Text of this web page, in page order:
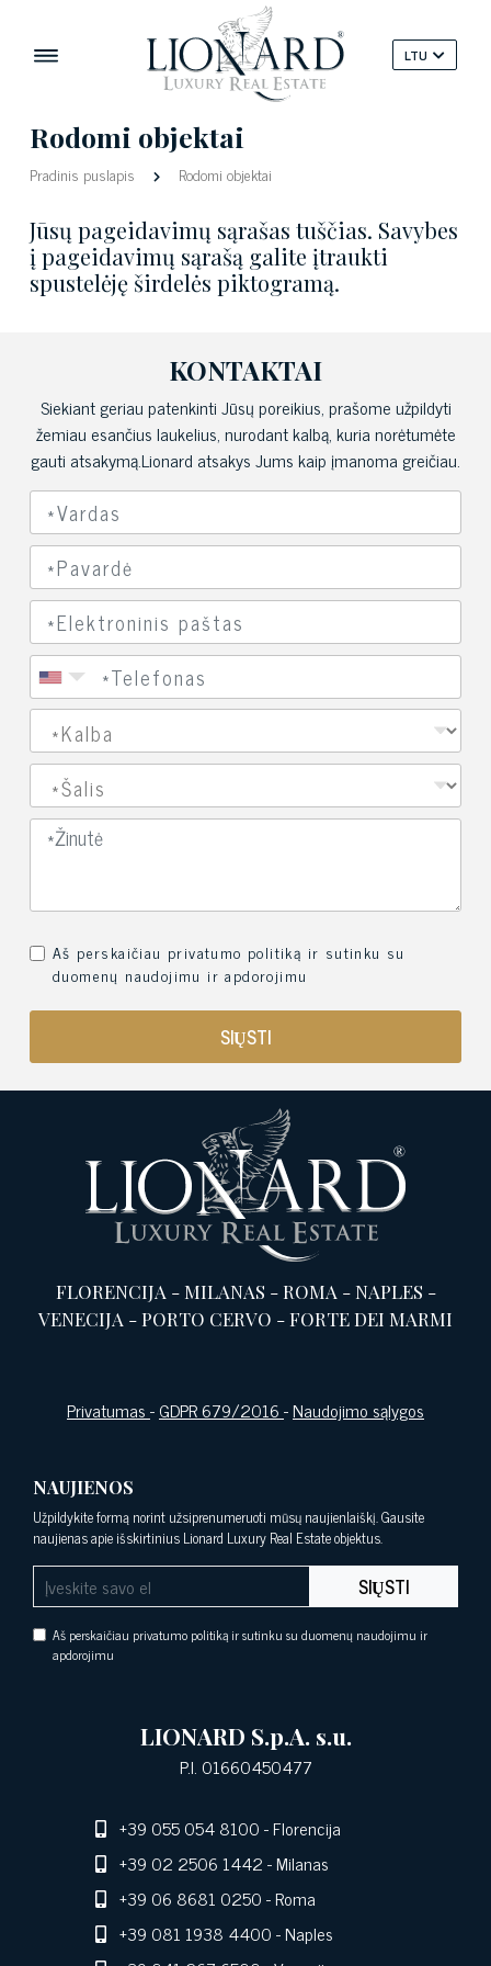
LTU
Rodomi objektai
Pradinis puslapis Rodomi objektai
Jūsų pageidavimų sąrašas tuščias. Savybes
į pageidavimų sąrašą galite įtraukti
spustelėję širdelės piktogramą.
KONTAKTAI
Siekiant geriau patenkinti Jūsų poreikius, prašome užpildyti
žemiau esančius laukelius, nurodant kalbą, kuria norėtumėte
gauti atsakymą.Lionard atsakys Jums kaip įmanoma greičiau.
Aš perskaičiau privatumo politiką ir sutinku su
duomenų naudojimu ir apdorojimu
FLORENCIJA -MILANAS -ROMA -NAPLES -
VENECIJA -PORTO CERVO -FORTE DEI MARMI
Privatumas-GDPR 679/2016-Naudojimo sąlygos
NAUJIENOS
Užpildykite formą norint užsiprenumeruoti mūsų naujienlaiškį. Gausite
naujienas apie išskirtinius Lionard Luxury Real Estate objektus.
SIŲSTI
Aš perskaičiau privatumo politiką ir sutinku su duomenų naudojimu ir
apdorojimu
LIONARD S.p.A. s.u.
P.I. 01660450477
+39 055 054 8100- Florencija
+39 02 2506 1442- Milanas
+39 06 8681 0250- Roma
+39 081 1938 4400- Naples